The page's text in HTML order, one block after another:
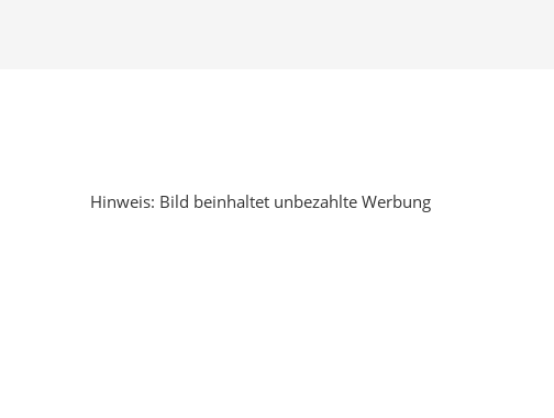
Hinweis: Bild beinhaltet unbezahlte Werbung